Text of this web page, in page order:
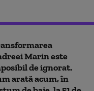
Marin este
de ignorat.
arată acum, în